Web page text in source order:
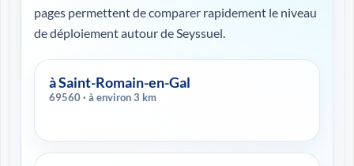
pages permettent de comparer rapidement le niveau
de déploiement autour de Seyssuel.
à Saint-Romain-en-Gal
69560 · à environ 3 km